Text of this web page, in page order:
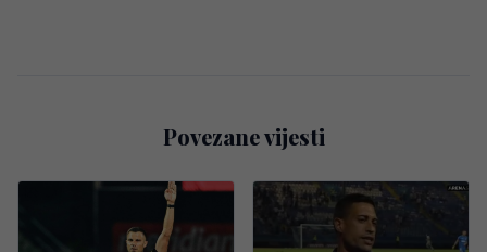
Povezane vijesti